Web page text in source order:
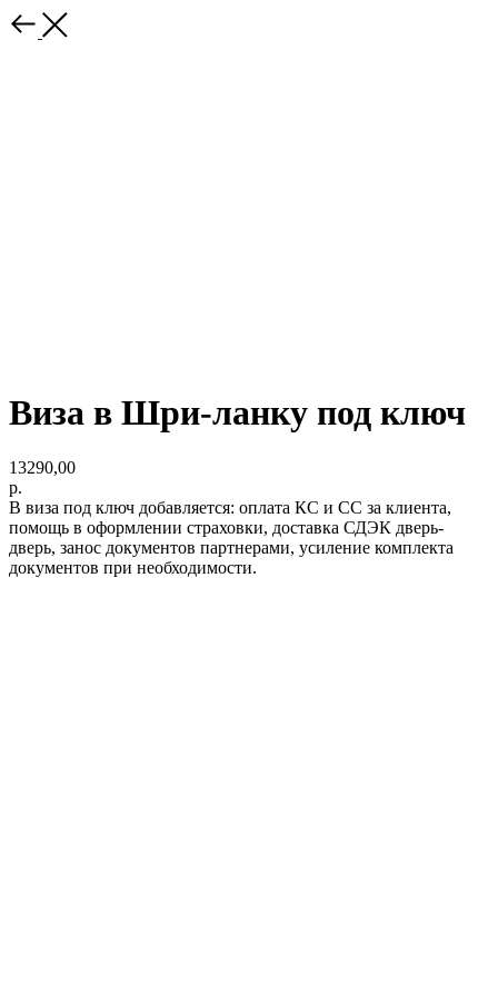
Виза в Шри-ланку под ключ
13290,00
р.
В виза под ключ добавляется: оплата КС и СС за клиента,
помощь в оформлении страховки, доставка СДЭК дверь-
дверь, занос документов партнерами, усиление комплекта
документов при необходимости.